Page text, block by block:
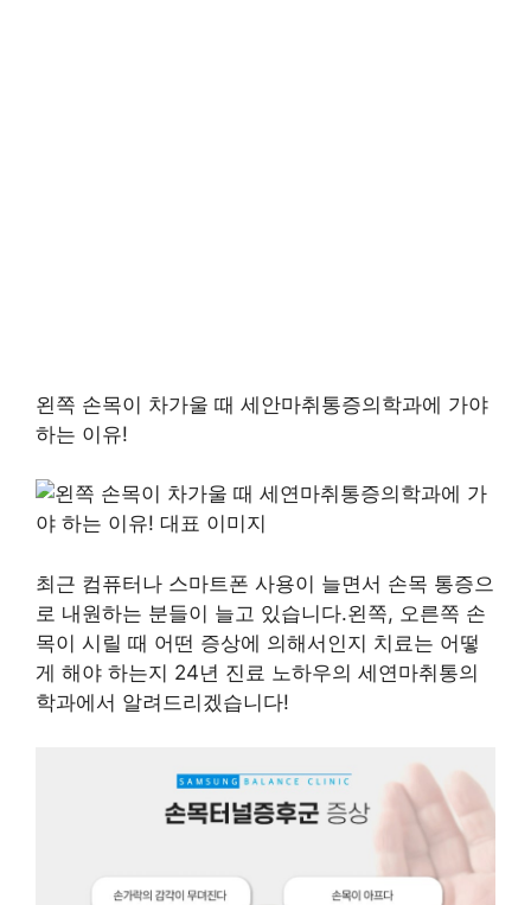
왼쪽 손목이 차가울 때 세안마취통증의학과에 가야
하는 이유!
최근 컴퓨터나 스마트폰 사용이 늘면서 손목 통증으
로 내원하는 분들이 늘고 있습니다.왼쪽, 오른쪽 손
목이 시릴 때 어떤 증상에 의해서인지 치료는 어떻
게 해야 하는지 24년 진료 노하우의 세연마취통의
학과에서 알려드리겠습니다!